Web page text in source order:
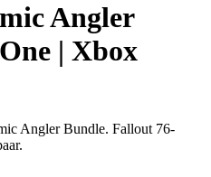
Angler
| Xbox
Angler Bundle. Fallout 76-